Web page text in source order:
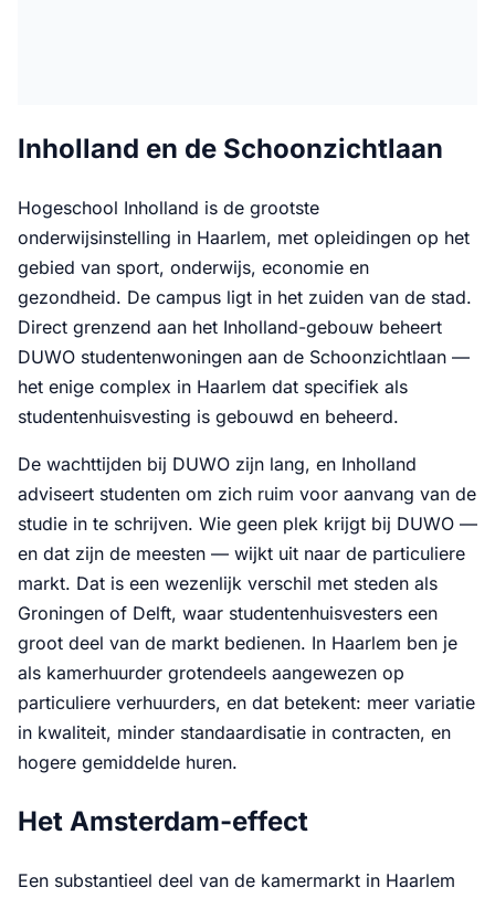
Inholland en de Schoonzichtlaan
Hogeschool Inholland is de grootste
onderwijsinstelling in Haarlem, met opleidingen op het
gebied van sport, onderwijs, economie en
gezondheid. De campus ligt in het zuiden van de stad.
Direct grenzend aan het Inholland-gebouw beheert
DUWO studentenwoningen aan de Schoonzichtlaan —
het enige complex in Haarlem dat specifiek als
studentenhuisvesting is gebouwd en beheerd.
De wachttijden bij DUWO zijn lang, en Inholland
adviseert studenten om zich ruim voor aanvang van de
studie in te schrijven. Wie geen plek krijgt bij DUWO —
en dat zijn de meesten — wijkt uit naar de particuliere
markt. Dat is een wezenlijk verschil met steden als
Groningen of Delft, waar studentenhuisvesters een
groot deel van de markt bedienen. In Haarlem ben je
als kamerhuurder grotendeels aangewezen op
particuliere verhuurders, en dat betekent: meer variatie
in kwaliteit, minder standaardisatie in contracten, en
hogere gemiddelde huren.
Het Amsterdam-effect
Een substantieel deel van de kamermarkt in Haarlem